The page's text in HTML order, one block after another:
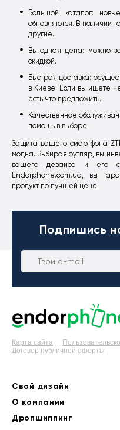
Большой каталог:
обновляются. В наличии
другие.
Выгодная цена: можно
скидкой.
Быстрая доставка:
в Киеве. Если вы ищете
есть что предложить.
Качественное
помощь в выборе.
Защита вашего смартфона
модна. Выбирая футляр, вы
вашего девайса и его
Endorphone.com.ua, вы
продукт по лучшей цене.
Подпишись
Карта сайта
Договор публичной оферты
Свой дизайн
О компании
Дропшиппинг